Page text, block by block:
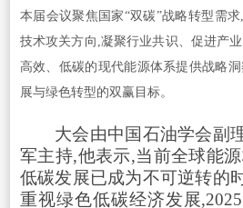
本届会议聚焦国家“双碳”战略转型需
技术攻关方向,凝聚行业共识、促进产
高效、低碳的现代能源体系提供战略
展与绿色转型的双赢目标。
大会由中国石油学会副
军主持,他表示,当前全球能
低碳发展已成为不可逆转的
重视绿色低碳经济发展